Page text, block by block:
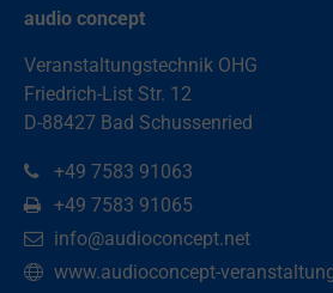
audio concept
Veranstaltungstechnik OHG
Friedrich-List Str. 12
D-88427 Bad Schussenried
+49 7583 91063
+49 7583 91065
info@audioconcept.net
www.audioconcept-